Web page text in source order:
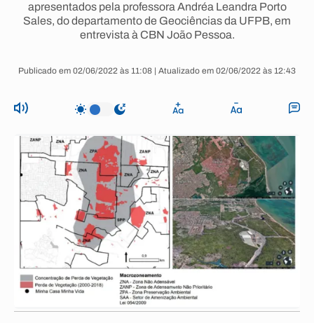
apresentados pela professora Andréa Leandra Porto
Sales, do departamento de Geociências da UFPB, em
entrevista à CBN João Pessoa.
Publicado em 02/06/2022 às 11:08 | Atualizado em 02/06/2022 às 12:43